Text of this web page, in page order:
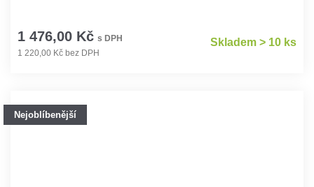
1 476,00 Kč s DPH
1 220,00 Kč bez DPH
Skladem > 10 ks
Nejoblíbenější